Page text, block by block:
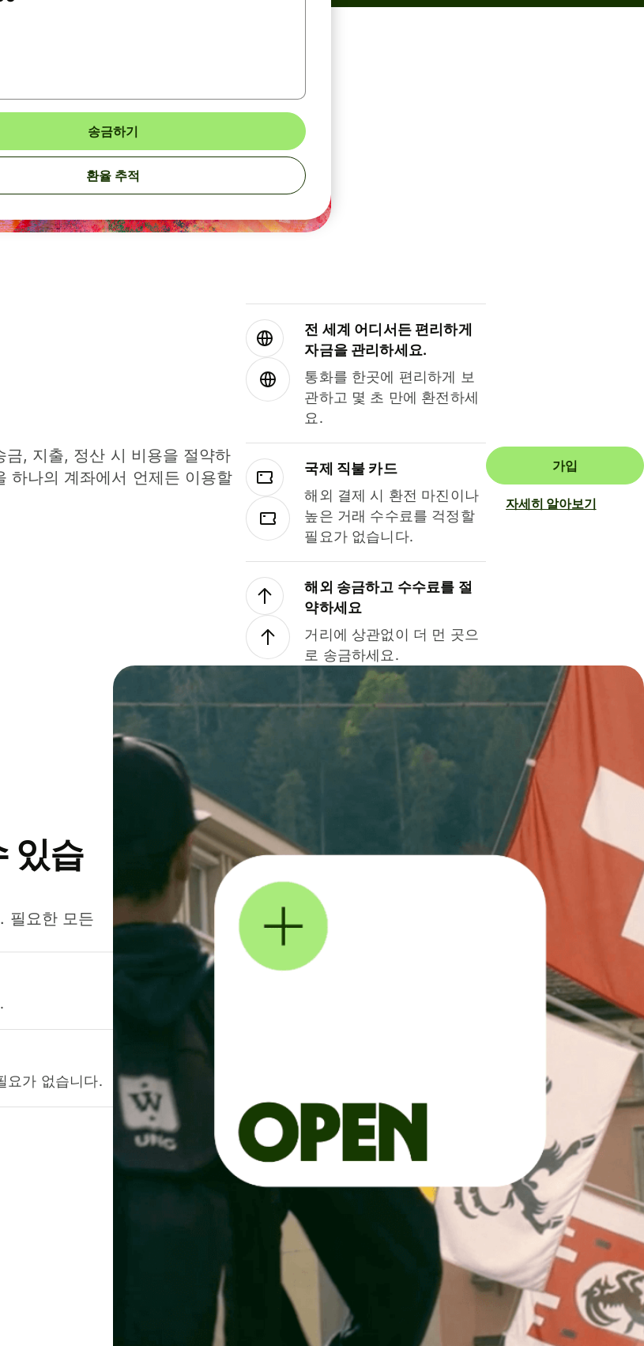
송금하기
환율 추적
, 지출, 정산 시 비용을 절약하
하나의 계좌에서 언제든 이용할
전 세계 어디서든 편리하게
자금을 관리하세요.
통화를 한곳에 편리하게 보
관하고 몇 초 만에 환전하세
요.
국제 직불 카드
해외 결제 시 환전 마진이나
높은 거래 수수료를 걱정할
필요가 없습니다.
해외 송금하고 수수료를 절
약하세요
거리에 상관없이 더 먼 곳으
로 송금하세요.
가입
자세히 알아보기
있습
필요한 모든
요가 없습니다.